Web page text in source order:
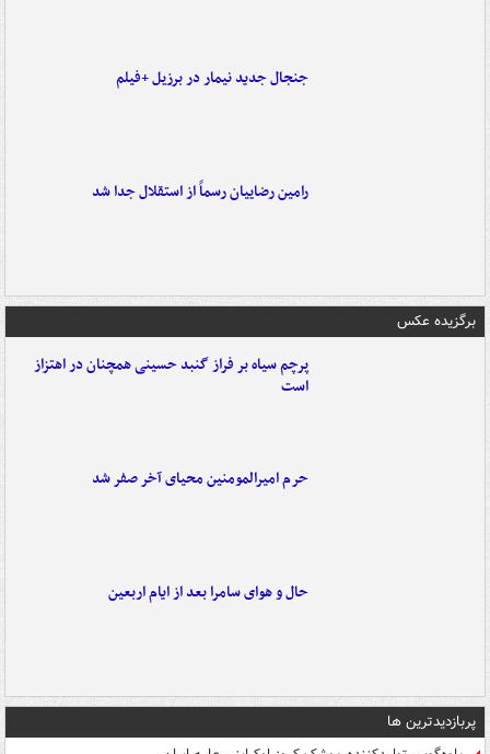
جنجال جدید نیمار در برزیل +فیلم
رامین رضاییان رسماً از استقلال جدا شد
برگزیده عکس
پرچم سیاه بر فراز گنبد حسینی همچنان در اهتزاز
است
حرم امیرالمومنین محیای آخر صفر شد
حال و هوای سامرا بعد از ایام اربعین
پربازدیدترین ها